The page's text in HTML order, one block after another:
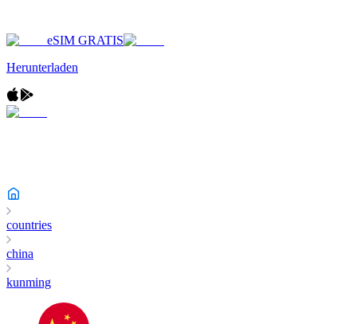
eSIM GRATIS
Herunterladen
countries
china
kunming